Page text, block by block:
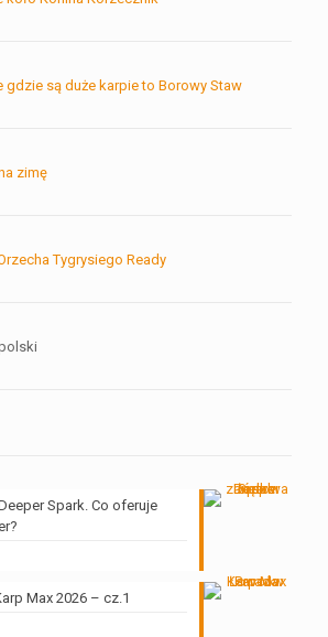
Spark. Co oferuje
Max 2026 – cz.1